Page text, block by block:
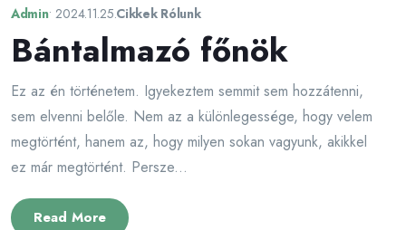
Admin• 2024.11.25.Cikkek Rólunk
Bántalmazó főnök
Ez az én történetem. Igyekeztem semmit sem hozzátenni,
sem elvenni belőle. Nem az a különlegessége, hogy velem
megtörtént, hanem az, hogy milyen sokan vagyunk, akikkel
ez már megtörtént. Persze...
Read More